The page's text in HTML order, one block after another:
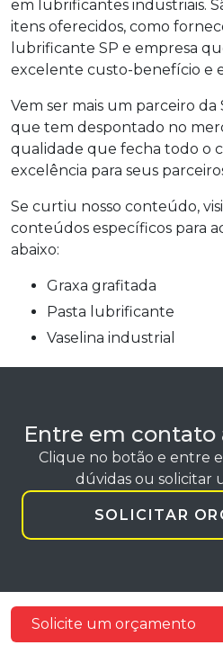
em lubrificantes industriais.
itens oferecidos, como
lubrificante SP e empresa
excelente custo-benefício e
Vem ser mais um parceiro da
que tem despontado no
qualidade que fecha todo o
excelência para seus
Se curtiu nosso conteúdo,
conteúdos específicos para
abaixo:
graxa grafitada
pasta lubrificante
vaselina industrial
Entre em contato
Clique no botão e entre
dúvidas ou solicitar
SOLICITAR
Solicite um orçamento